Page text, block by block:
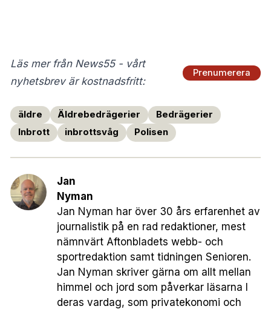
Läs mer från News55 - vårt
nyhetsbrev är kostnadsfritt:
Prenumerera
äldre Äldrebedrägerier
Bedrägerier
Inbrott
inbrottsvåg Polisen
Jan
Nyman
Jan Nyman har över 30 års erfarenhet av
journalistik på en rad redaktioner, mest
nämnvärt Aftonbladets webb- och
sportredaktion samt tidningen Senioren.
Jan Nyman skriver gärna om allt mellan
himmel och jord som påverkar läsarna I
deras vardag, som privatekonomi och